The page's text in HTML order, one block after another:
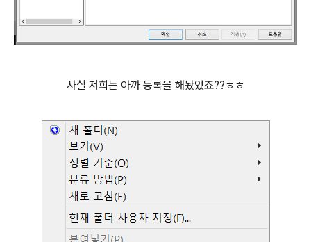
사실 저희는 아까 등록을 해놨었죠??ㅎㅎ